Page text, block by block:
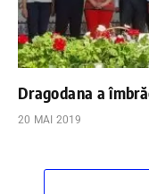
Dragodana a
20 MAI 2019